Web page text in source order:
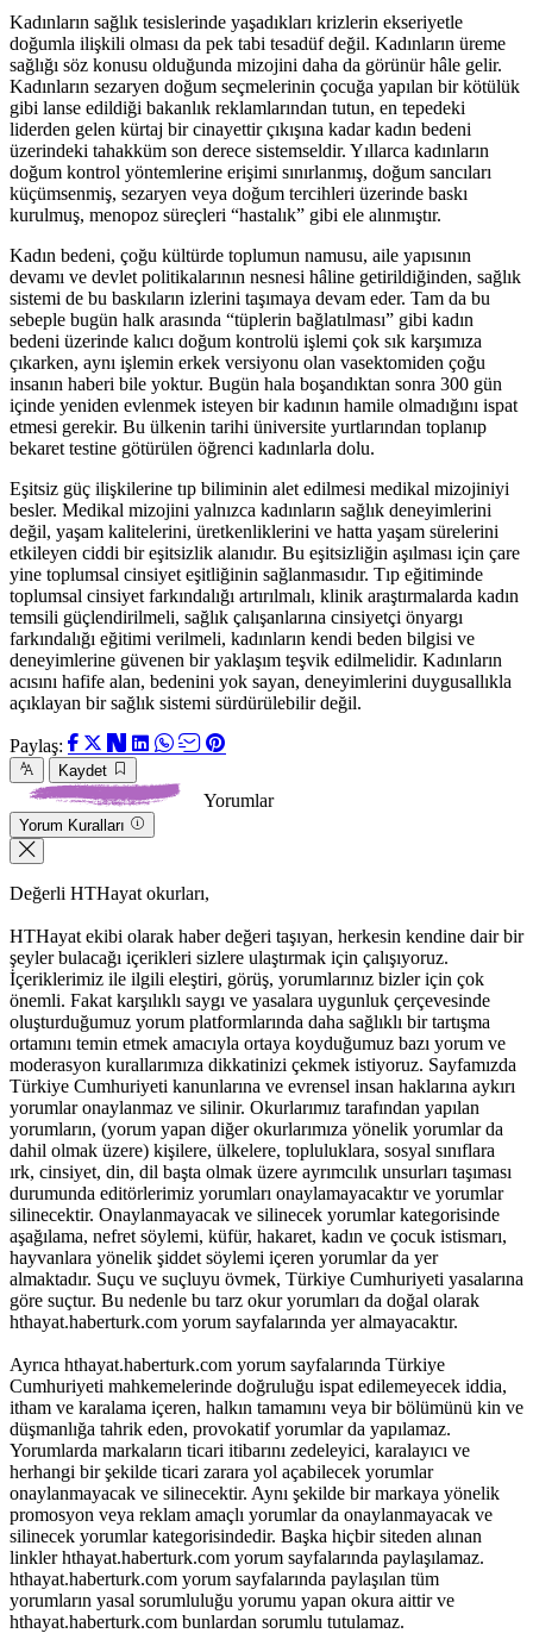
Kadınların sağlık tesislerinde yaşadıkları krizlerin ekseriyetle
doğumla ilişkili olması da pek tabi tesadüf değil. Kadınların üreme
sağlığı söz konusu olduğunda mizojini daha da görünür hâle gelir.
Kadınların sezaryen doğum seçmelerinin çocuğa yapılan bir kötülük
gibi lanse edildiği bakanlık reklamlarından tutun, en tepedeki
liderden gelen kürtaj bir cinayettir çıkışına kadar kadın bedeni
üzerindeki tahakküm son derece sistemseldir. Yıllarca kadınların
doğum kontrol yöntemlerine erişimi sınırlanmış, doğum sancıları
küçümsenmiş, sezaryen veya doğum tercihleri üzerinde baskı
kurulmuş, menopoz süreçleri “hastalık” gibi ele alınmıştır.
Kadın bedeni, çoğu kültürde toplumun namusu, aile yapısının
devamı ve devlet politikalarının nesnesi hâline getirildiğinden, sağlık
sistemi de bu baskıların izlerini taşımaya devam eder. Tam da bu
sebeple bugün halk arasında “tüplerin bağlatılması” gibi kadın
bedeni üzerinde kalıcı doğum kontrolü işlemi çok sık karşımıza
çıkarken, aynı işlemin erkek versiyonu olan vasektomiden çoğu
insanın haberi bile yoktur. Bugün hala boşandıktan sonra 300 gün
içinde yeniden evlenmek isteyen bir kadının hamile olmadığını ispat
etmesi gerekir. Bu ülkenin tarihi üniversite yurtlarından toplanıp
bekaret testine götürülen öğrenci kadınlarla dolu.
Eşitsiz güç ilişkilerine tıp biliminin alet edilmesi medikal mizojiniyi
besler. Medikal mizojini yalnızca kadınların sağlık deneyimlerini
değil, yaşam kalitelerini, üretkenliklerini ve hatta yaşam sürelerini
etkileyen ciddi bir eşitsizlik alanıdır. Bu eşitsizliğin aşılması için çare
yine toplumsal cinsiyet eşitliğinin sağlanmasıdır. Tıp eğitiminde
toplumsal cinsiyet farkındalığı artırılmalı, klinik araştırmalarda kadın
temsili güçlendirilmeli, sağlık çalışanlarına cinsiyetçi önyargı
farkındalığı eğitimi verilmeli, kadınların kendi beden bilgisi ve
deneyimlerine güvenen bir yaklaşım teşvik edilmelidir. Kadınların
acısını hafife alan, bedenini yok sayan, deneyimlerini duygusallıkla
açıklayan bir sağlık sistemi sürdürülebilir değil.
Paylaş:
Kaydet
Yorumlar
Yorum Kuralları
Değerli HTHayat okurları,
HTHayat ekibi olarak haber değeri taşıyan, herkesin kendine dair bir
şeyler bulacağı içerikleri sizlere ulaştırmak için çalışıyoruz.
İçeriklerimiz ile ilgili eleştiri, görüş, yorumlarınız bizler için çok
önemli. Fakat karşılıklı saygı ve yasalara uygunluk çerçevesinde
oluşturduğumuz yorum platformlarında daha sağlıklı bir tartışma
ortamını temin etmek amacıyla ortaya koyduğumuz bazı yorum ve
moderasyon kurallarımıza dikkatinizi çekmek istiyoruz. Sayfamızda
Türkiye Cumhuriyeti kanunlarına ve evrensel insan haklarına aykırı
yorumlar onaylanmaz ve silinir. Okurlarımız tarafından yapılan
yorumların, (yorum yapan diğer okurlarımıza yönelik yorumlar da
dahil olmak üzere) kişilere, ülkelere, topluluklara, sosyal sınıflara
ırk, cinsiyet, din, dil başta olmak üzere ayrımcılık unsurları taşıması
durumunda editörlerimiz yorumları onaylamayacaktır ve yorumlar
silinecektir. Onaylanmayacak ve silinecek yorumlar kategorisinde
aşağılama, nefret söylemi, küfür, hakaret, kadın ve çocuk istismarı,
hayvanlara yönelik şiddet söylemi içeren yorumlar da yer
almaktadır. Suçu ve suçluyu övmek, Türkiye Cumhuriyeti yasalarına
göre suçtur. Bu nedenle bu tarz okur yorumları da doğal olarak
hthayat.haberturk.com yorum sayfalarında yer almayacaktır.
Ayrıca hthayat.haberturk.com yorum sayfalarında Türkiye
Cumhuriyeti mahkemelerinde doğruluğu ispat edilemeyecek iddia,
itham ve karalama içeren, halkın tamamını veya bir bölümünü kin ve
düşmanlığa tahrik eden, provokatif yorumlar da yapılamaz.
Yorumlarda markaların ticari itibarını zedeleyici, karalayıcı ve
herhangi bir şekilde ticari zarara yol açabilecek yorumlar
onaylanmayacak ve silinecektir. Aynı şekilde bir markaya yönelik
promosyon veya reklam amaçlı yorumlar da onaylanmayacak ve
silinecek yorumlar kategorisindedir. Başka hiçbir siteden alınan
linkler hthayat.haberturk.com yorum sayfalarında paylaşılamaz.
hthayat.haberturk.com yorum sayfalarında paylaşılan tüm
yorumların yasal sorumluluğu yorumu yapan okura aittir ve
hthayat.haberturk.com bunlardan sorumlu tutulamaz.